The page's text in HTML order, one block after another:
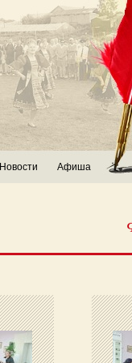
Новости Афиша